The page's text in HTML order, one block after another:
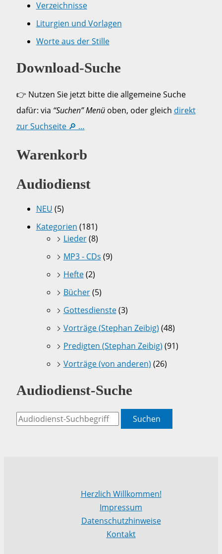
Verzeichnisse
Liturgien und Vorlagen
Worte aus der Stille
Download-Suche
👉 Nutzen Sie jetzt bitte die allgemeine Suche
dafür: via “Suchen” Menüoben, oder gleich direkt
zur Suchseite 🔎 …
Warenkorb
Audiodienst
NEU (5)
Kategorien (181)
Lieder(8)
MP3 - CDs (9)
Hefte(2)
Bücher(5)
Gottesdienste(3)
Vorträge (Stephan Zeibig) (48)
Predigten (Stephan Zeibig) (91)
Vorträge (von anderen) (26)
Audiodienst-Suche
Suchen
Herzlich Willkommen!
Impressum
Datenschutzhinweise
Kontakt